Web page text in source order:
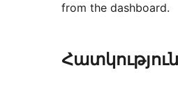
from the dashboard.